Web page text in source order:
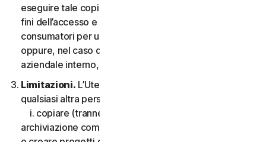
eseguire tale copia del Software esclusivamente ai
fini dell’accesso e dell’utilizzo dei Servizi per i
consumatori per uso personale non commerciale,
oppure, nel caso dei Servizi aziendali, per uso
aziendale interno, durante il Periodo del Servizio.
Limitazioni. L’Utente non può, né può permettere a
qualsiasi altra persona, quanto segue:
i. copiare (tranne che per scopi di backup o
archiviazione come consentito di seguito), modificare